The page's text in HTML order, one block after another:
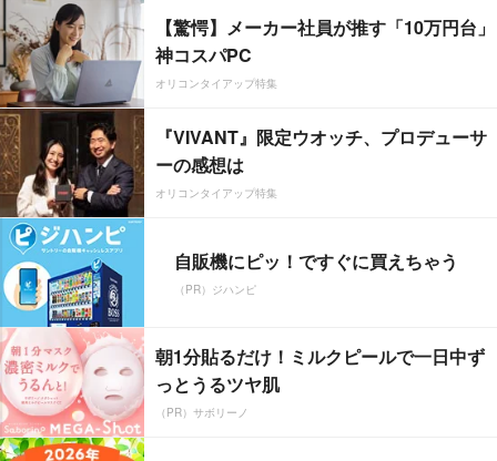
【驚愕】メーカー社員が推す「10万円台」
神コスパPC
オリコンタイアップ特集
『VIVANT』限定ウオッチ、プロデューサ
ーの感想は
オリコンタイアップ特集
自販機にピッ！ですぐに買えちゃう
（PR）ジハンピ
朝1分貼るだけ！ミルクピールで一日中ず
っとうるツヤ肌
（PR）サボリーノ